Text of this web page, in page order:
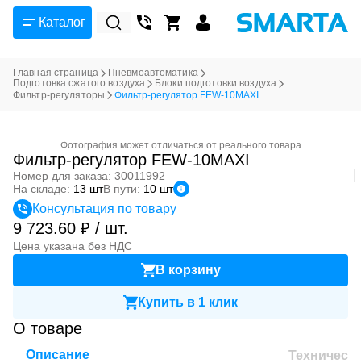
Каталог
Главная страница
Пневмоавтоматика
Подготовка сжатого воздуха
Блоки подготовки воздуха
Фильтр-регуляторы
Фильтр-регулятор FEW-10MAXI
Фотография может отличаться от реального товара
Фильтр-регулятор FEW-10MAXI
Номер для заказа: 30011992
На складе: 13 штВ пути: 10 шт
Консультация по товару
9 723.60 ₽ / шт.
Цена указана без НДС
В корзину
Купить в 1 клик
О товаре
Описание